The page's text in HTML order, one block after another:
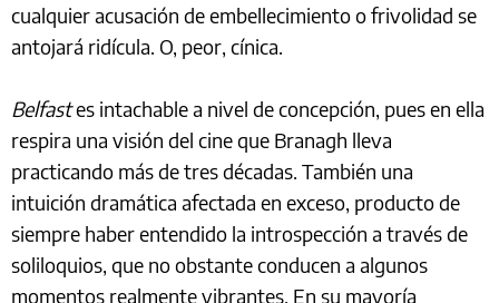
cualquier acusación de embellecimiento o frivolidad se
antojará ridícula. O, peor, cínica.
Belfastes intachable a nivel de concepción, pues en ella
respira una visión del cine que Branagh lleva
practicando más de tres décadas. También una
intuición dramática afectada en exceso, producto de
siempre haber entendido la introspección a través de
soliloquios, que no obstante conducen a algunos
momentos realmente vibrantes. En su mayoría